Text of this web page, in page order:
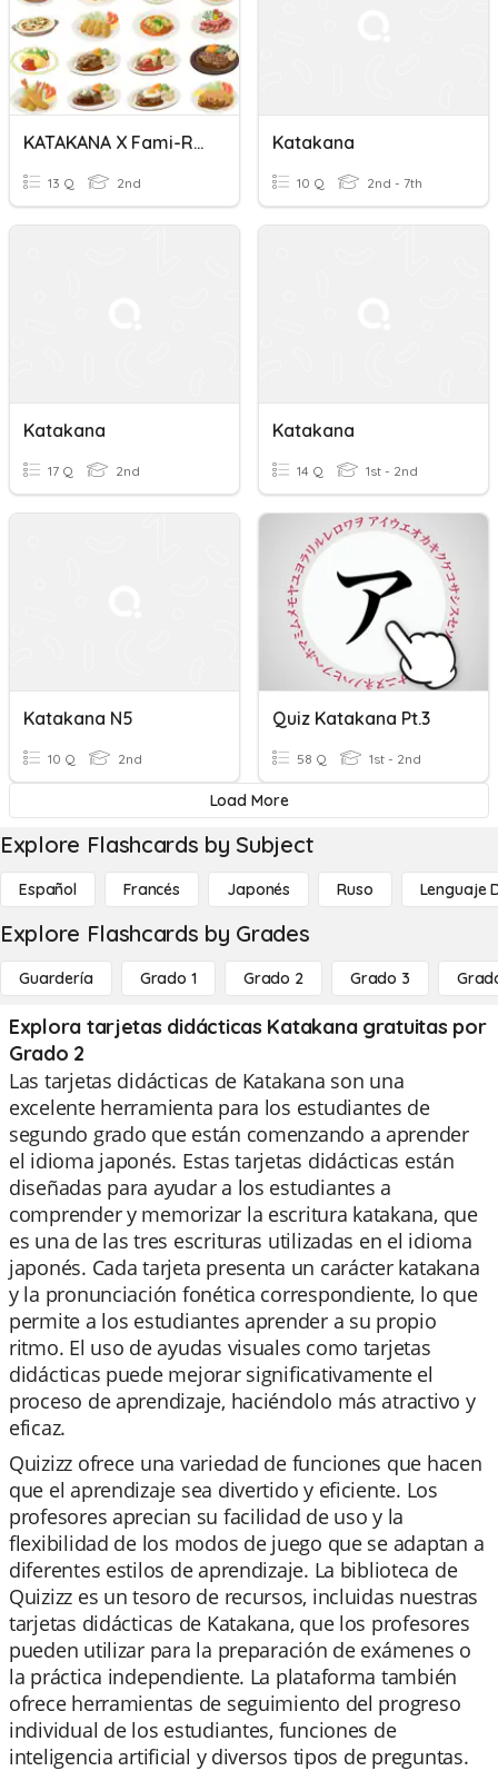
KATAKANA X Fami-Res (family Restaurant)
13 Q 2nd
Katakana
10 Q 2nd - 7th
Katakana
17 Q 2nd
Katakana
14 Q 1st - 2nd
Katakana N5
10 Q 2nd
Quiz Katakana Pt.3
58 Q 1st - 2nd
Load More
Explore Flashcards by Subject
Español Francés Japonés Ruso Lenguaje
Explore Flashcards by Grades
Guardería Grado 1 Grado 2 Grado 3
Explora tarjetas didácticas Katakana gratuitas por
Grado 2
Las tarjetas didácticas de Katakana son una
excelente herramienta para los estudiantes de
segundo grado que están comenzando a aprender
el idioma japonés. Estas tarjetas didácticas están
diseñadas para ayudar a los estudiantes a
comprender y memorizar la escritura katakana, que
es una de las tres escrituras utilizadas en el idioma
japonés. Cada tarjeta presenta un carácter katakana
y la pronunciación fonética correspondiente, lo que
permite a los estudiantes aprender a su propio
ritmo. El uso de ayudas visuales como tarjetas
didácticas puede mejorar significativamente el
proceso de aprendizaje, haciéndolo más atractivo y
eficaz.
Quizizz ofrece una variedad de funciones que hacen
que el aprendizaje sea divertido y eficiente. Los
profesores aprecian su facilidad de uso y la
flexibilidad de los modos de juego que se adaptan a
diferentes estilos de aprendizaje. La biblioteca de
Quizizz es un tesoro de recursos, incluidas nuestras
tarjetas didácticas de Katakana, que los profesores
pueden utilizar para la preparación de exámenes o
la práctica independiente. La plataforma también
ofrece herramientas de seguimiento del progreso
individual de los estudiantes, funciones de
inteligencia artificial y diversos tipos de preguntas.